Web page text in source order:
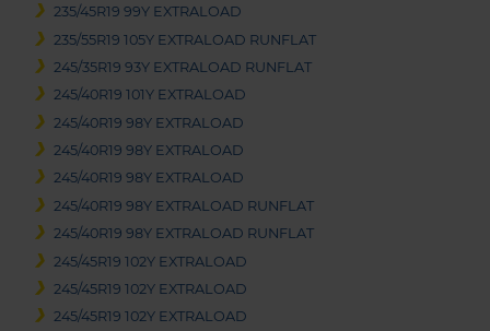
235/45R19 99Y EXTRALOAD
235/55R19 105Y EXTRALOAD RUNFLAT
245/35R19 93Y EXTRALOAD RUNFLAT
245/40R19 101Y EXTRALOAD
245/40R19 98Y EXTRALOAD
245/40R19 98Y EXTRALOAD
245/40R19 98Y EXTRALOAD
245/40R19 98Y EXTRALOAD RUNFLAT
245/40R19 98Y EXTRALOAD RUNFLAT
245/45R19 102Y EXTRALOAD
245/45R19 102Y EXTRALOAD
245/45R19 102Y EXTRALOAD